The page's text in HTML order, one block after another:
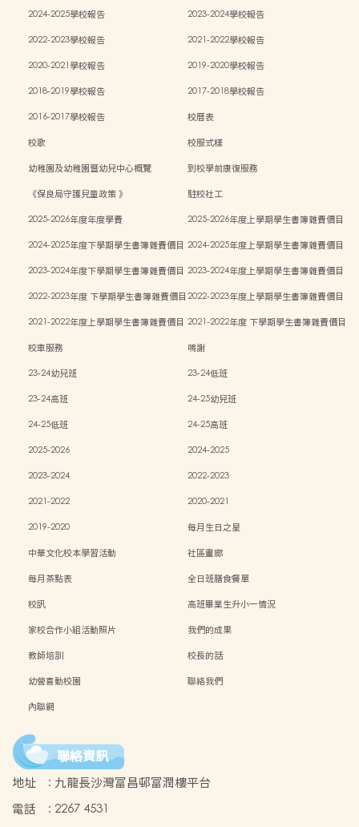
2024-2025學校報告
2023-2024學校報告
2022-2023學校報告
2021-2022學校報告
2020-2021學校報告
2019-2020學校報告
2018-2019學校報告
2017-2018學校報告
2016-2017學校報告
校曆表
校歌
校服式樣
幼稚園及幼稚園暨幼兒中心概覽
到校學前康復服務
《保良局守護兒童政策 》
駐校社工
2025-2026年度年度學費
2025-2026年度上學期學生書簿雜費價目
2024-2025年度下學期學生書簿雜費價目 2024-2025年度上學期學生書簿雜費價目
2023-2024年度下學期學生書簿雜費價目 2023-2024年度上學期學生書簿雜費價目
2022-2023年度 下學期學生書簿雜費價目2022-2023年度上學期學生書簿雜費價目
2021-2022年度上學期學生書簿雜費價目 2021-2022年度 下學期學生書簿雜費價目
校車服務
鳴謝
23-24幼兒班
23-24低班
23-24高班
24-25幼兒班
24-25低班
24-25高班
2025-2026
2024-2025
2023-2024
2022-2023
2021-2022
2020-2021
2019-2020
每月生日之星
中華文化校本學習活動
社區畫廊
每月茶點表
全日班膳食餐單
校訊
高班畢業生升小一情況
家校合作小組活動照片
我們的成果
教師培訓
校長的話
幼營喜動校園
聯絡我們
內聯網
聯絡資訊
地址 : 九龍長沙灣富昌邨富潤樓平台
電話
: 2267 4531